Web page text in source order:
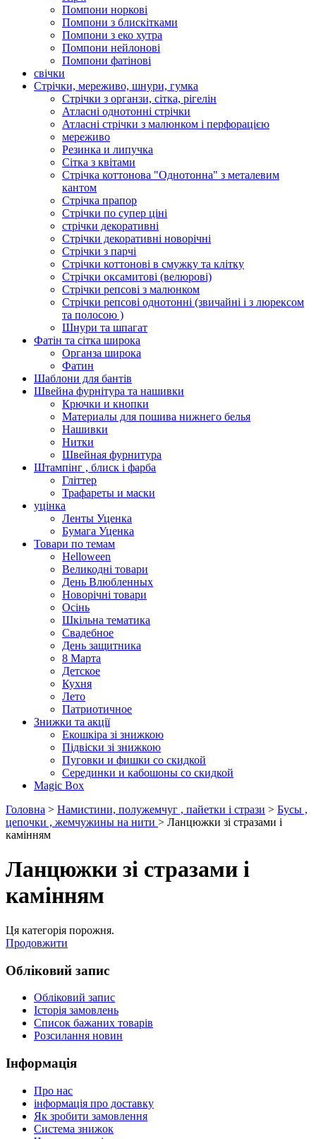
Помпони норкові
Помпони з блискітками
Помпони з еко хутра
Помпони нейлонові
Помпони фатінові
свічки
Стрічки, мереживо, шнури, гумка
Стрічки з органзи, сітка, рігелін
Атласні однотонні стрічки
Атласні стрічки з малюнком і перфорацією
мереживо
Резинка и липучка
Сітка з квітами
Стрічка коттонова "Однотонна" з металевим
кантом
Стрічка прапор
Стрічки по супер ціні
стрічки декоративні
Стрічки декоративні новорічні
Стрічки з парчі
Стрічки коттонові в смужку та клітку
Стрічки оксамитові (велюрові)
Стрічки репсові з малюнком
Стрічки репсові однотонні (звичайні і з люрексом
та полосою )
Шнури та шпагат
Фатін та сітка широка
Органза широка
Фатин
Шаблони для бантів
Швейна фурнітура та нашивки
Крючки и кнопки
Материалы для пошива нижнего белья
Нашивки
Нитки
Швейная фурнитура
Штампінг , блиск і фарба
Гліттер
Трафареты и маски
уцінка
Ленты Уценка
Бумага Уценка
Товари по темам
Helloween
Великодні товари
День Влюбленных
Новорічні товари
Осінь
Шкільна тематика
Свадебное
День защитника
8 Марта
Детское
Кухня
Лето
Патриотичное
Знижки та акції
Екошкіра зі знижкою
Підвіски зі знижкою
Пуговки и фишки со скидкой
Серединки и кабошоны со скидкой
Magic Box
Головна > Намистини, полужемчуг , пайетки і стрази > Бусы ,
цепочки , жемчужины на нити > Ланцюжки зі стразами і
камінням
Ланцюжки зі стразами і
камінням
Ця категорія порожня.
Продовжити
Обліковий запис
Обліковий запис
Історія замовлень
Список бажаних товарів
Розсилання новин
Інформація
Про нас
інформація про доставку
Як зробити замовлення
Система знижок